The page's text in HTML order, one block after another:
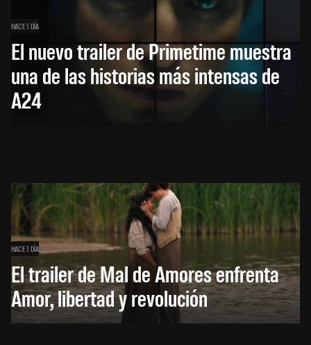
HACE 1 DÍA
El nuevo trailer de Primetime muestra
una de las historias más intensas de
A24
HACE 1 DÍA
El trailer de Mal de Amores enfrenta
Amor, libertad y revolución